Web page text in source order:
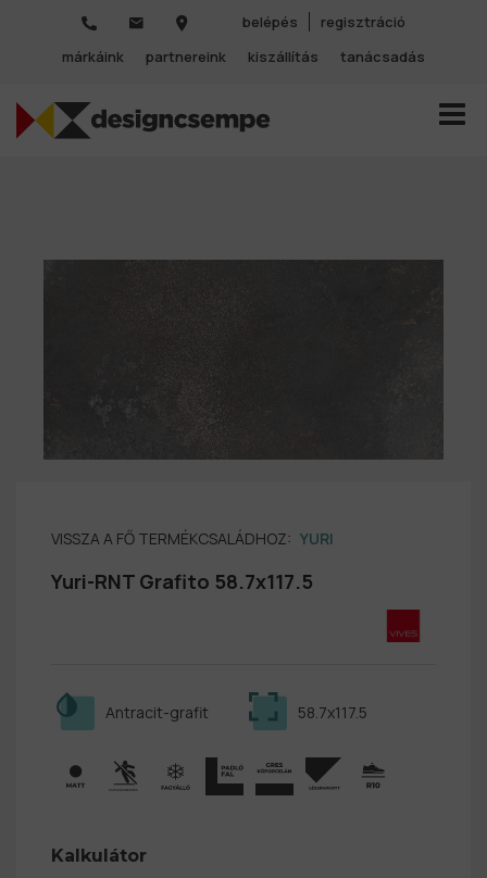
belépés
regisztráció
márkáink
partnereink kiszállítás tanácsadás
VISSZA A FŐ TERMÉKCSALÁDHOZ: YURI
Yuri-RNT Grafito 58.7x117.5
58.7x117.5
Antracit-grafit
Kalkulátor